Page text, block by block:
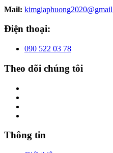
Mail:
Điện thoại:
090 522 03 78
Theo dõi chúng tôi
Thông tin